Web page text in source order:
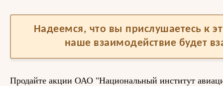
Надеемся, что вы прислушаетесь к
наше взаимодействие будет
Продайте акции ОАО "Национальный институт